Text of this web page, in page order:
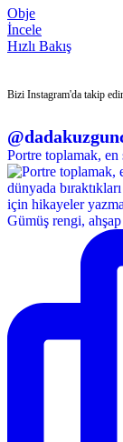
Obje
İncele
Hızlı Bakış
Bizi Instagram'da takip
Portre toplamak, en
Gümüş rengi,